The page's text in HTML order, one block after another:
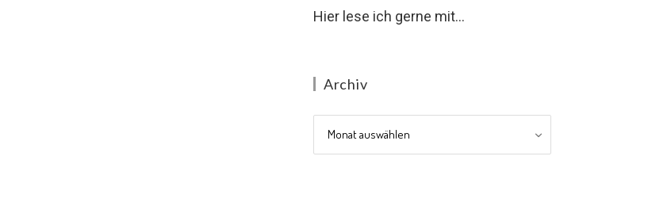
Hier lese ich gerne mit...
Archiv
Archiv